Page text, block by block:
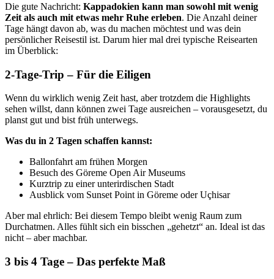
Die gute Nachricht: Kappadokien kann man sowohl mit wenig
Zeit als auch mit etwas mehr Ruhe erleben. Die Anzahl deiner
Tage hängt davon ab, was du machen möchtest und was dein
persönlicher Reisestil ist. Darum hier mal drei typische Reisearten
im Überblick:
2-Tage-Trip – Für die Eiligen
Wenn du wirklich wenig Zeit hast, aber trotzdem die Highlights
sehen willst, dann können zwei Tage ausreichen – vorausgesetzt, du
planst gut und bist früh unterwegs.
Was du in 2 Tagen schaffen kannst:
Ballonfahrt am frühen Morgen
Besuch des Göreme Open Air Museums
Kurztrip zu einer unterirdischen Stadt
Ausblick vom Sunset Point in Göreme oder Uçhisar
Aber mal ehrlich: Bei diesem Tempo bleibt wenig Raum zum
Durchatmen. Alles fühlt sich ein bisschen „gehetzt“ an. Ideal ist das
nicht – aber machbar.
3 bis 4 Tage – Das perfekte Maß